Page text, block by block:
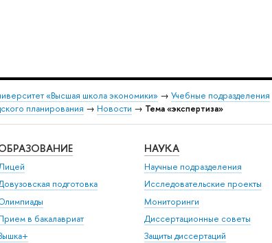
«Высшая школа экономики» → Учебные подразделения
планирования → Новости → Тема «экспертиза»
подготовка
в бакалавриат
НАУКА
Научные подразделения
Исследовательские проекты
Мониторинги
Диссертационные советы
Защиты диссертаций